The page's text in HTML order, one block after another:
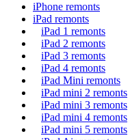
iPhone remonts
iPad remonts
iPad 1 remonts
iPad 2 remonts
iPad 3 remonts
iPad 4 remonts
iPad Mini remonts
iPad mini 2 remonts
iPad mini 3 remonts
iPad mini 4 remonts
iPad mini 5 remonts